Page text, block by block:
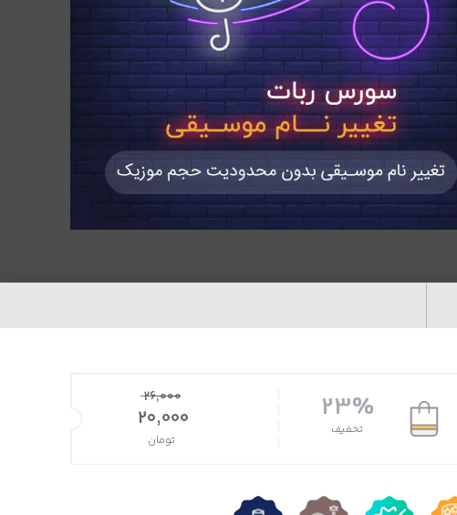
23%
تخفیف
26,000
قیمت اصلی 26,000 تومان بود.
20,000
تومان